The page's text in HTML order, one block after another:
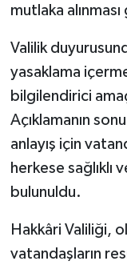
mutlaka
Valilik
yasaklama
bilgilendirici
Açıklamanın
anlayış için
herkese sağlıklı
bulunuldu.
Hakkâri Valiliği,
vatandaşların